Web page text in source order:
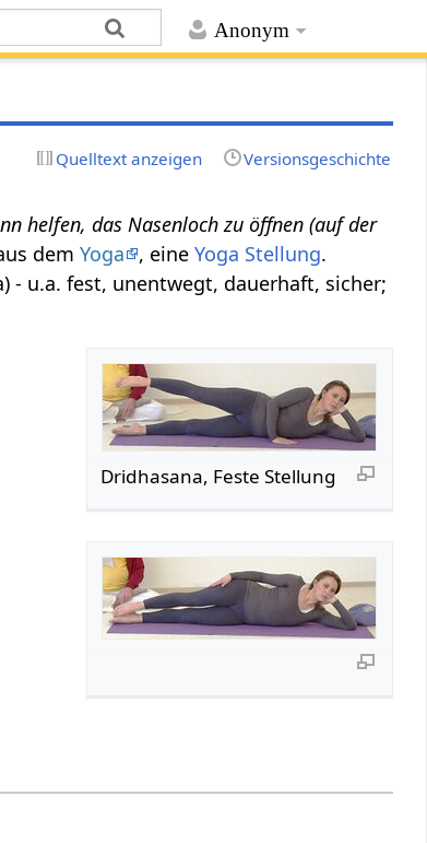
Anonym
Quelltext anzeigen Versionsgeschichte
helfen, das Nasenloch zu öffnen (auf der
demYoga , eineYoga Stellung.
- u.a. fest, unentwegt, dauerhaft, sicher;
Dridhasana, Feste Stellung